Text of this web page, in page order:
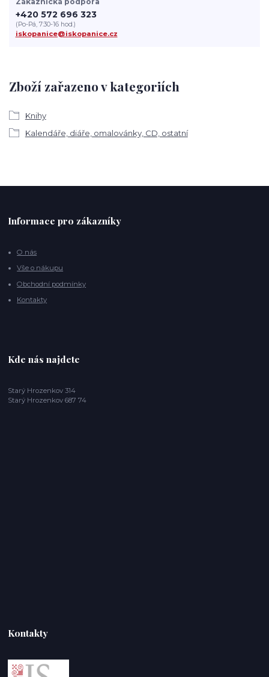
Zboží zařazeno v kategoriích
Knihy
Kalendáře, diáře, omalovánky, CD, ostatní
+420 572 696 323
(Po-Pá, 7:30-16 hod.)
iskopanice@iskopanice.cz
Informace pro zákazníky
O nás
Vše o nákupu
Obchodní podmínky
Kontakty
Kde nás najdete
Starý Hrozenkov 314
Starý Hrozenkov 687 74
Kontakty